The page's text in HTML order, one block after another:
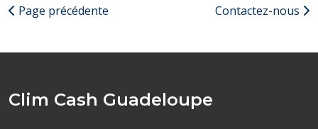
Page précédente Contactez-nous
Clim Cash Guadeloupe